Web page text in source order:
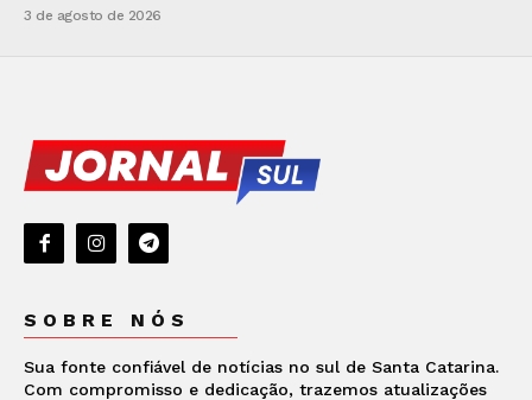
3 de agosto de 2026
SOBRE NÓS
Sua fonte confiável de notícias no sul de Santa Catarina.
Com compromisso e dedicação, trazemos atualizações